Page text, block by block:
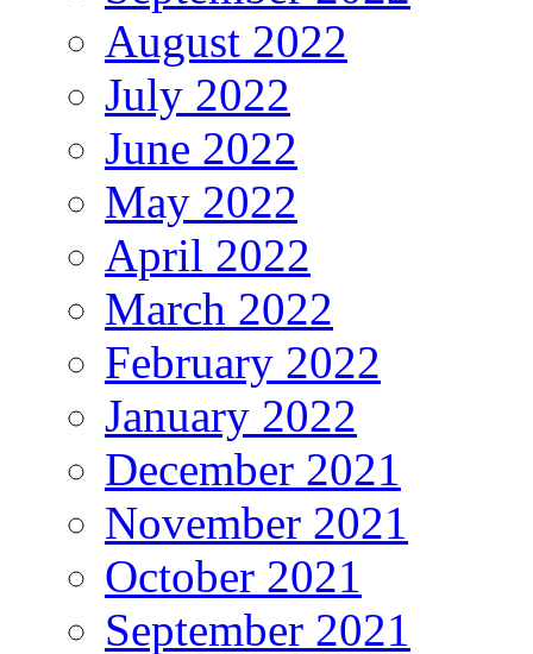
August 2022
July 2022
June 2022
May 2022
April 2022
March 2022
February 2022
January 2022
December 2021
November 2021
October 2021
September 2021